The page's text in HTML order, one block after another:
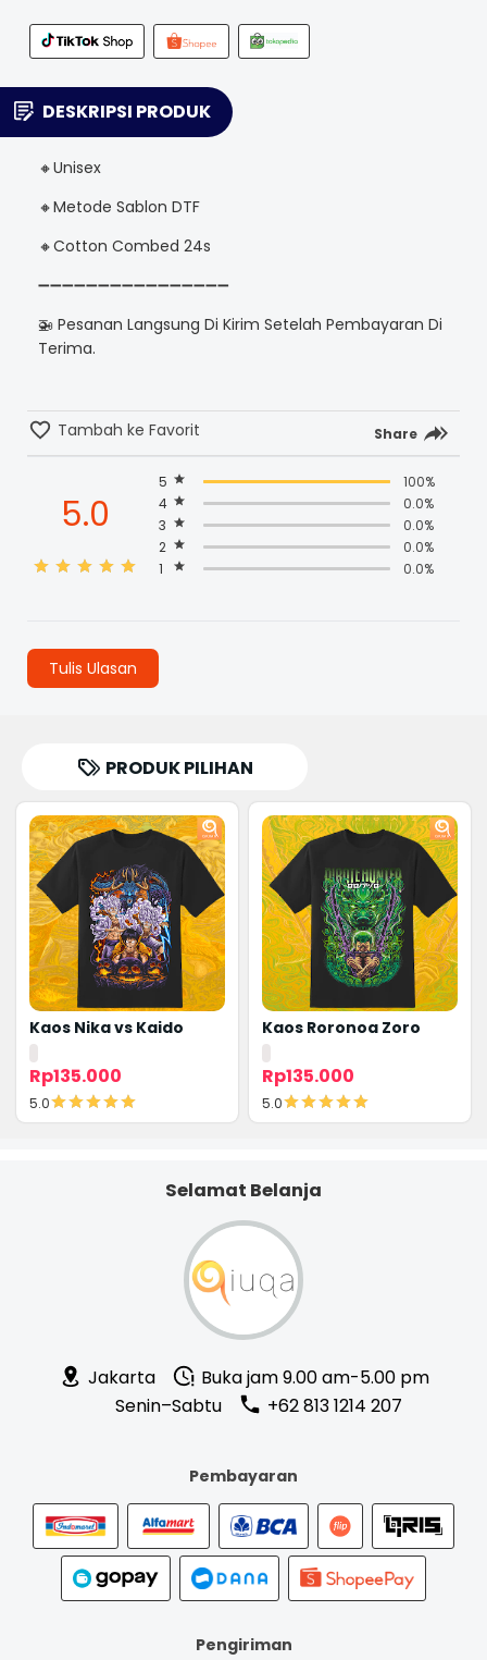
DESKRIPSI PRODUK
🔸Unisex
🔸Metode Sablon DTF
🔸Cotton Combed 24s
➖➖➖➖➖➖➖➖➖➖➖➖➖➖➖➖
🚁 Pesanan Langsung Di Kirim Setelah Pembayaran Di
Terima.
Tambah ke Favorit Share
5.0
5
100%
4
0.0%
3
0.0%
2
0.0%
1
0.0%
Tulis Ulasan
PRODUK PILIHAN
Kaos Nika vs Kaido
Rp135.000
5.0
Kaos Roronoa Zoro
Rp135.000
5.0
Selamat Belanja
Jakarta
Buka jam 9.00 am-5.00 pm
Senin–Sabtu
+62 813 1214 207
Pembayaran
Pengiriman